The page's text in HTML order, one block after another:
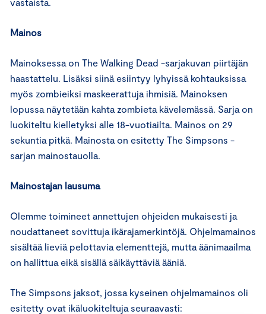
Mainos
Mainoksessa on The Walking Dead -sarjakuvan piirtäjän
haastattelu. Lisäksi siinä esiintyy lyhyissä kohtauksissa
myös zombieiksi maskeerattuja ihmisiä. Mainoksen
lopussa näytetään kahta zombieta kävelemässä. Sarja on
luokiteltu kielletyksi alle 18-vuotiailta. Mainos on 29
sekuntia pitkä. Mainosta on esitetty The Simpsons -
sarjan mainostauolla.
Mainostajan lausuma
Olemme toimineet annettujen ohjeiden mukaisesti ja
noudattaneet sovittuja ikärajamerkintöjä. Ohjelmamainos
sisältää lieviä pelottavia elementtejä, mutta äänimaailma
on hallittua eikä sisällä säikäyttäviä ääniä.
The Simpsons jaksot, jossa kyseinen ohjelmamainos oli
esitetty ovat ikäluokiteltuja seuraavasti: